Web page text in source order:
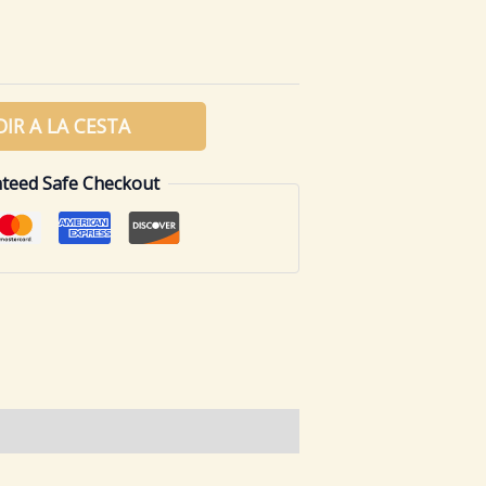
A LA CESTA
Safe Checkout